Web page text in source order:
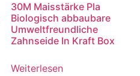
30M Maisstärke Pla
Biologisch abbaubare
Umweltfreundliche
Zahnseide In Kraft Box
Weiterlesen